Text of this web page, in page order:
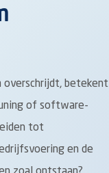
overschrijdt, betekent
of software-
tot
en de